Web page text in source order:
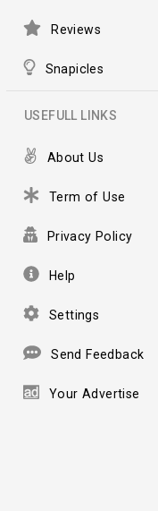
Reviews
Snapicles
USEFULL LINKS
About Us
Term of Use
Privacy Policy
Help
Settings
Send Feedback
Your Advertise